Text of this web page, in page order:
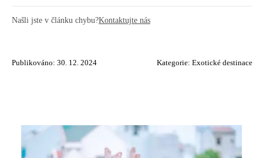
Našli jste v článku chybu?Kontaktujte nás
Publikováno: 30. 12. 2024 Kategorie: Exotické destinace